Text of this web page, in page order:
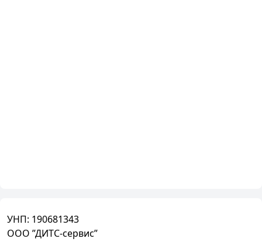
УНП: 190681343
ООО ”ДИТС-cервис”